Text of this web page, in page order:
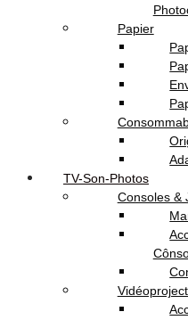
Enregistrer mon nom,
navigateur pour mon
Related
Câbles et
Connectiques
Papier
TV-Son-Photos
Consoles &